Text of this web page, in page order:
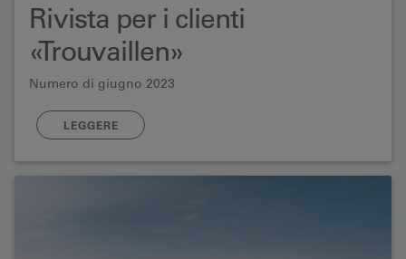
Rivista per i clienti
«Trouvaillen»
Numero di giugno 2023
LEGGERE